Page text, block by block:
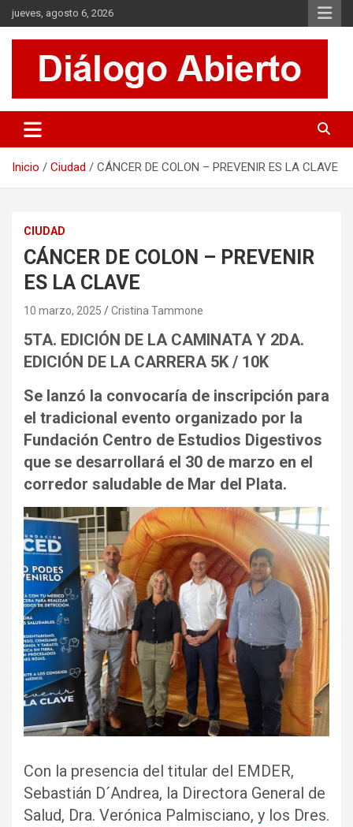
Saltar
al
contenido
jueves, agosto 6, 2026
Diálogo Abierto
Se tratan diversos temas de actualidad buscando hacer un
aporte a la sociedad, brindando información relevante de lo que
Inicio Ciudad CÁNCER DE COLON – PREVENIR ES LA CLAVE
CIUDAD
CÁNCER DE COLON – PREVENIR
ES LA CLAVE
10 marzo, 2025 Cristina Tammone
5TA. EDICIÓN DE LA CAMINATA Y 2DA.
EDICIÓN DE LA CARRERA 5K / 10K
Se lanzó la convocaría de inscripción para
el tradicional evento organizado por la
Fundación Centro de Estudios Digestivos
que se desarrollará el 30 de marzo en el
corredor saludable de Mar del Plata.
Con la presencia del titular del EMDER,
Sebastián D´Andrea, la Directora General de
Salud, Dra. Verónica Palmisciano, y los Dres.